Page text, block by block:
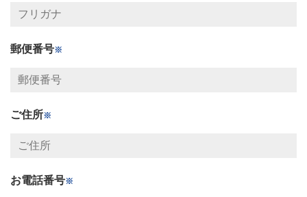
郵便番号※
ご住所※
お電話番号※